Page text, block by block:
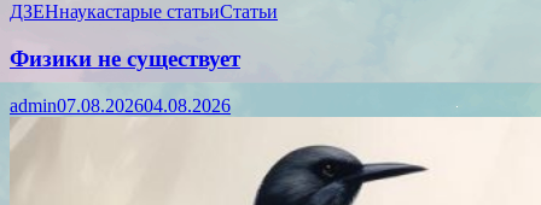
ДЗЕНнаукастарые статьиСтатьи
Физики не существует
admin07.08.202604.08.2026